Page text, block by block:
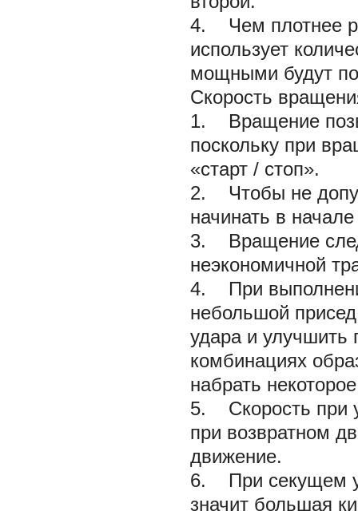
4. Чем плотнее
использует
мощными будут
Скорость
1. Вращение
поскольку при
«старт / стоп».
2. Чтобы не
начинать в
3. Вращение
неэкономичной
4. При
небольшой
удара и улучшить
комбинациях
набрать
5. Скорость при
при возвратном
движение.
6. При секущем
значит большая